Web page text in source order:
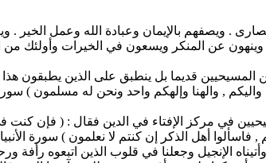
. ويصفهم بالإيمان وعبادة الله وعمل
) سورة القصص 52 . وهذا الكلام ليس فقط عن المسيحيين قديما بل ينطبق
واليكم , والهنا وإلهكم واحد ونحن له مسلمون ) سورة
في مركز الإفتاء في الدين فقال : ( فإن كنت